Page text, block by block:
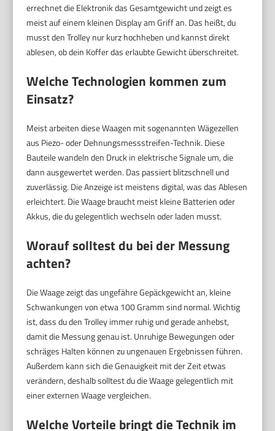
errechnet die Elektronik das Gesamtgewicht und zeigt es
meist auf einem kleinen Display am Griff an. Das heißt, du
musst den Trolley nur kurz hochheben und kannst direkt
ablesen, ob dein Koffer das erlaubte Gewicht überschreitet.
Welche Technologien kommen zum
Einsatz?
Meist arbeiten diese Waagen mit sogenannten Wägezellen
aus Piezo- oder Dehnungsmessstreifen-Technik. Diese
Bauteile wandeln den Druck in elektrische Signale um, die
dann ausgewertet werden. Das passiert blitzschnell und
zuverlässig. Die Anzeige ist meistens digital, was das Ablesen
erleichtert. Die Waage braucht meist kleine Batterien oder
Akkus, die du gelegentlich wechseln oder laden musst.
Worauf solltest du bei der Messung
achten?
Die Waage zeigt das ungefähre Gepäckgewicht an, kleine
Schwankungen von etwa 100 Gramm sind normal. Wichtig
ist, dass du den Trolley immer ruhig und gerade anhebst,
damit die Messung genau ist. Unruhige Bewegungen oder
schräges Halten können zu ungenauen Ergebnissen führen.
Außerdem kann sich die Genauigkeit mit der Zeit etwas
verändern, deshalb solltest du die Waage gelegentlich mit
einer externen Waage vergleichen.
Welche Vorteile bringt die Technik im